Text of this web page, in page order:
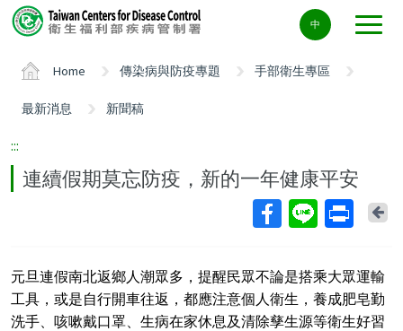
Center
block
中
Home 傳染病與防疫專題 手部衛生專區
最新消息 新聞稿
:::
連續假期莫忘防疫，新的一年健康平安
元旦連假南北返鄉人潮眾多，提醒民眾不論是搭乘大眾運輸
工具，或是自行開車往返，都應注意個人衛生，養成肥皂勤
洗手、咳嗽戴口罩、生病在家休息及清除孳生源等衛生好習